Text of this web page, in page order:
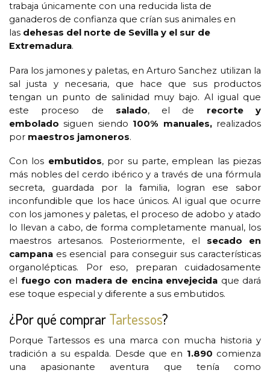
trabaja únicamente con una reducida lista de
ganaderos de confianza que crían sus animales en
las dehesas del norte de Sevilla y el sur de
Extremadura.
Para los jamones y paletas, en Arturo Sanchez utilizan la
sal justa y necesaria, que hace que sus productos
tengan un punto de salinidad muy bajo. Al igual que
este proceso de salado, el de recorte y
embolado siguen siendo 100% manuales,realizados
por maestros jamoneros.
Con los embutidos, por su parte, emplean las piezas
más nobles del cerdo ibérico y a través de una fórmula
secreta, guardada por la familia, logran ese sabor
inconfundible que los hace únicos. Al igual que ocurre
con los jamones y paletas, el proceso de adobo y atado
lo llevan a cabo, de forma completamente manual, los
maestros artesanos. Posteriormente, el secado en
campana es esencial para conseguir sus características
organolépticas. Por eso, preparan cuidadosamente
el fuego con madera de encina envejecida que dará
ese toque especial y diferente a sus embutidos.
¿Por qué comprarTartessos?
Porque Tartessos es una marca con mucha historia y
tradición a su espalda. Desde que en 1.890 comienza
una apasionante aventura que tenía como